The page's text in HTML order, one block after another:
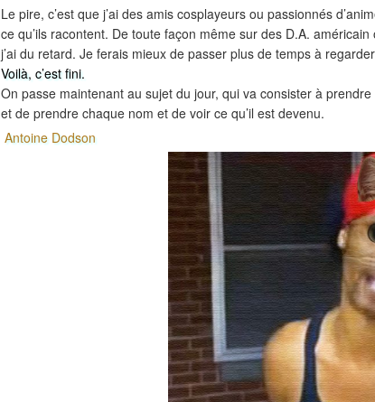
Le pire, c’est que j’ai des amis cosplayeurs ou passionnés
ce qu’ils racontent. De toute façon même sur des D.A.
j’ai du retard. Je ferais mieux de passer plus de temps à
Voilà, c’est fini.
On passe maintenant au sujet du jour, qui va consister à
et de prendre chaque nom et de voir ce qu’il est devenu.
Antoine Dodson